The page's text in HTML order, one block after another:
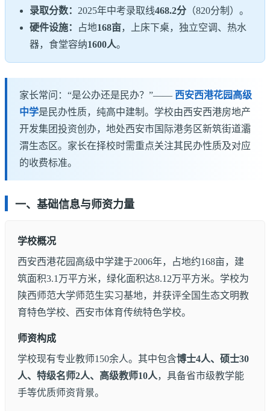
录取分数： 2025年中考录取线468.2分 （820分制）。
硬件设施：
占地168亩，上床下桌，独立空调、热水
器，食堂容纳1600人。
家长常问：“是公办还是民办？”—— 西安西港花园高级
中学是民办性质，纯高中建制。学校由西安西港房地产
开发集团投资创办，地处西安市国际港务区新筑街道灞
渭生态区。家长在择校时需重点关注其民办性质及对应
的收费标准。
一、基础信息与师资力量
学校概况
西安西港花园高级中学建于2006年，占地约168亩，建
筑面积3.1万平方米，绿化面积达8.12万平方米。学校为
陕西师范大学师范生实习基地，并获评全国生态文明教
育特色学校、西安市体育传统特色学校。
师资构成
学校现有专业教师150余人。其中包含博士4人、硕士30
人、特级名师2人、高级教师10人，具备省市级教学能
手等优质师资背景。